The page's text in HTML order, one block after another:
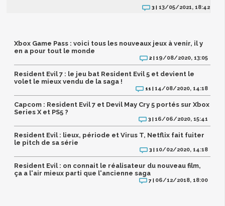
3 | 13/05/2021, 18:42
Xbox Game Pass : voici tous les nouveaux jeux à venir, il y
en a pour tout le monde
2 |19/08/2020, 13:05
Resident Evil 7 : le jeu bat Resident Evil 5 et devient le
volet le mieux vendu de la saga !
11 |14/08/2020, 14:18
Capcom : Resident Evil 7 et Devil May Cry 5 portés sur Xbox
Series X et PS5 ?
3 |16/06/2020, 15:41
Resident Evil : lieux, période et Virus T, Netflix fait fuiter
le pitch de sa série
3 |10/02/2020, 14:18
Resident Evil : on connait le réalisateur du nouveau film,
ça a l'air mieux parti que l'ancienne saga
7 | 06/12/2018, 18:00